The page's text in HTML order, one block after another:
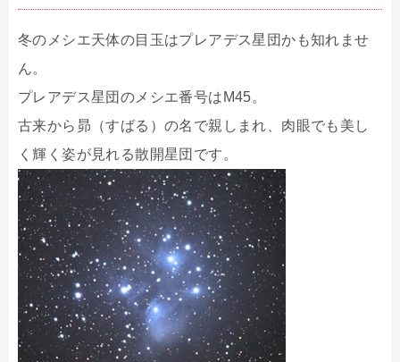
冬のメシエ天体の目玉はプレアデス星団かも知れませ
ん。
プレアデス星団のメシエ番号はM45。
古来から昴（すばる）の名で親しまれ、肉眼でも美し
く輝く姿が見れる散開星団です。